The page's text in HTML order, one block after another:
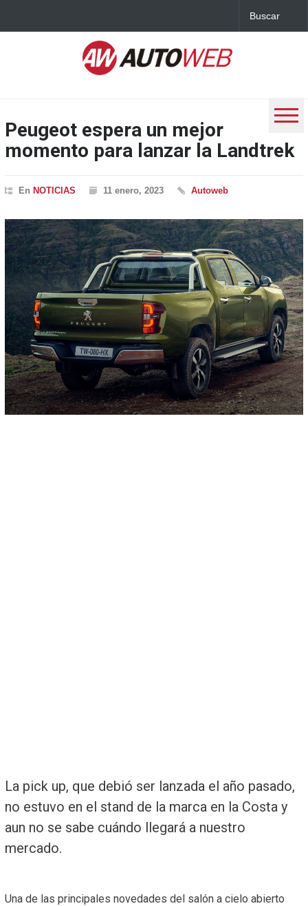
Peugeot espera un mejor
momento para lanzar la Landtrek
En NOTICIAS 11 enero, 2023 Autoweb
La pick up, que debió ser lanzada el año pasado,
no estuvo en el stand de la marca en la Costa y
aun no se sabe cuándo llegará a nuestro
mercado.
Una de las principales novedades del salón a cielo abierto